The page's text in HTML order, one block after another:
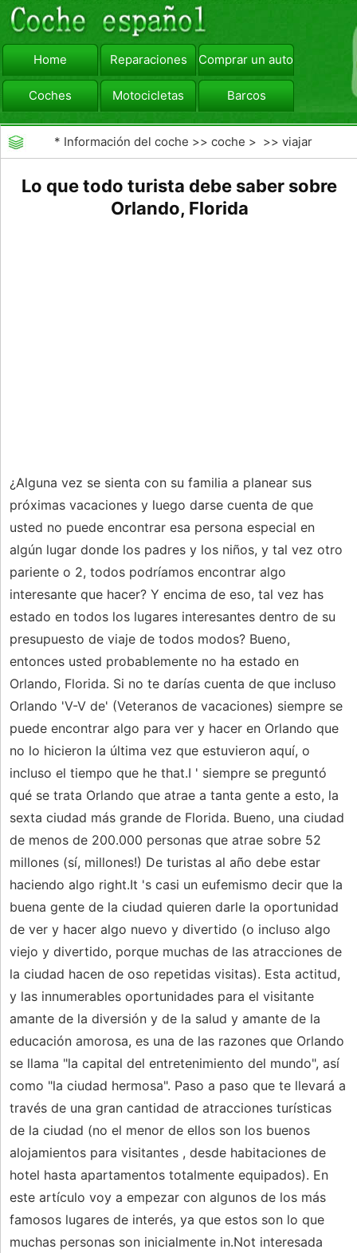
Home Reparaciones Comprar un automóvil
Coches Motocicletas Barcos
viajar Camiones
* Información del coche >>coche > >>viajar
Lo que todo turista debe saber sobre
Orlando, Florida
¿Alguna vez se sienta con su familia a planear sus
próximas vacaciones y luego darse cuenta de que
usted no puede encontrar esa persona especial en
algún lugar donde los padres y los niños, y tal vez otro
pariente o 2, todos podríamos encontrar algo
interesante que hacer? Y encima de eso, tal vez has
estado en todos los lugares interesantes dentro de su
presupuesto de viaje de todos modos? Bueno,
entonces usted probablemente no ha estado en
Orlando, Florida. Si no te darías cuenta de que incluso
Orlando 'V-V de' (Veteranos de vacaciones) siempre se
puede encontrar algo para ver y hacer en Orlando que
no lo hicieron la última vez que estuvieron aquí, o
incluso el tiempo que he that.I ' siempre se preguntó
qué se trata Orlando que atrae a tanta gente a esto, la
sexta ciudad más grande de Florida. Bueno, una ciudad
de menos de 200.000 personas que atrae sobre 52
millones (sí, millones!) De turistas al año debe estar
haciendo algo right.It 's casi un eufemismo decir que la
buena gente de la ciudad quieren darle la oportunidad
de ver y hacer algo nuevo y divertido (o incluso algo
viejo y divertido, porque muchas de las atracciones de
la ciudad hacen de oso repetidas visitas). Esta actitud,
y las innumerables oportunidades para el visitante
amante de la diversión y de la salud y amante de la
educación amorosa, es una de las razones que Orlando
se llama "la capital del entretenimiento del mundo", así
como "la ciudad hermosa". Paso a paso que te llevará a
través de una gran cantidad de atracciones turísticas
de la ciudad (no el menor de ellos son los buenos
alojamientos para visitantes , desde habitaciones de
hotel hasta apartamentos totalmente equipados). En
este artículo voy a empezar con algunos de los más
famosos lugares de interés, ya que estos son lo que
muchas personas son inicialmente in.Not interesada